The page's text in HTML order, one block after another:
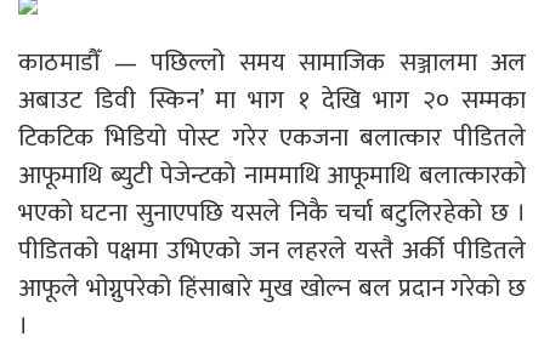
काठमाडौँ — पछिल्लो समय सामाजिक सञ्जालमा अल
अबाउट डिवी स्किन’ मा भाग १ देखि भाग २० सम्मका
टिकटिक भिडियो पोस्ट गरेर एकजना बलात्कार पीडितले
आफूमाथि ब्युटी पेजेन्टको नाममाथि आफूमाथि बलात्कारको
भएको घटना सुनाएपछि यसले निकै चर्चा बटुलिरहेको छ ।
पीडितको पक्षमा उभिएको जन लहरले यस्तै अर्की पीडितले
आफूले भोग्नुपरेको हिंसाबारे मुख खोल्न बल प्रदान गरेको छ
।